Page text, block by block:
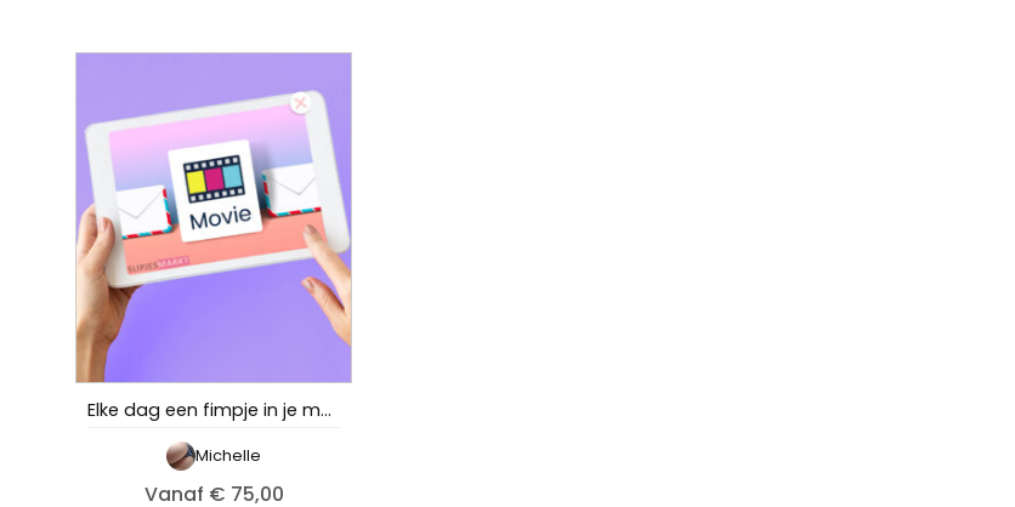
Elke dag een fimpje in je mailbox – Michelle
Michelle
Vanaf € 75,00